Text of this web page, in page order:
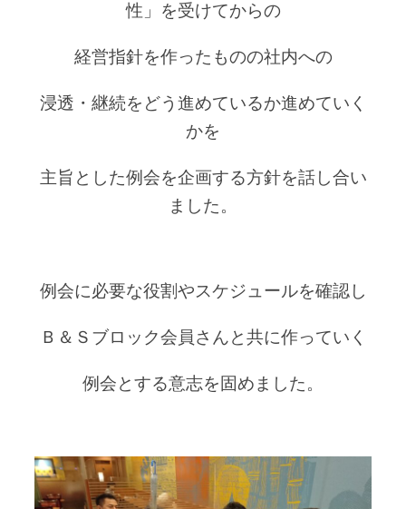
性」を受けてからの
経営指針を作ったものの社内への
浸透・継続をどう進めているか進めていく
かを
主旨とした例会を企画する方針を話し合い
ました。
例会に必要な役割やスケジュールを確認し
Ｂ＆Ｓブロック会員さんと共に作っていく
例会とする意志を固めました。